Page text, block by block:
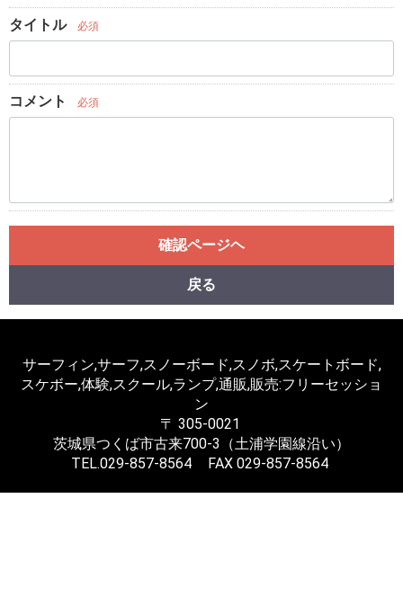
タイトル 必須
コメント 必須
確認ページヘ
戻る
サーフィン,サーフ,スノーボード,スノボ,スケートボード,
スケボー,体験,スクール,ランプ,通販,販売:フリーセッショ
ン
〒 305-0021
茨城県つくば市古来700-3（土浦学園線沿い）
TEL.029-857-8564 FAX 029-857-8564